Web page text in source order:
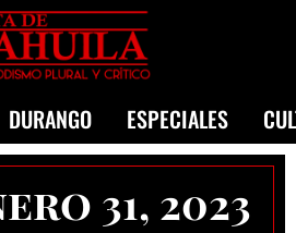
DURANGO ESPECIALES
31, 2023